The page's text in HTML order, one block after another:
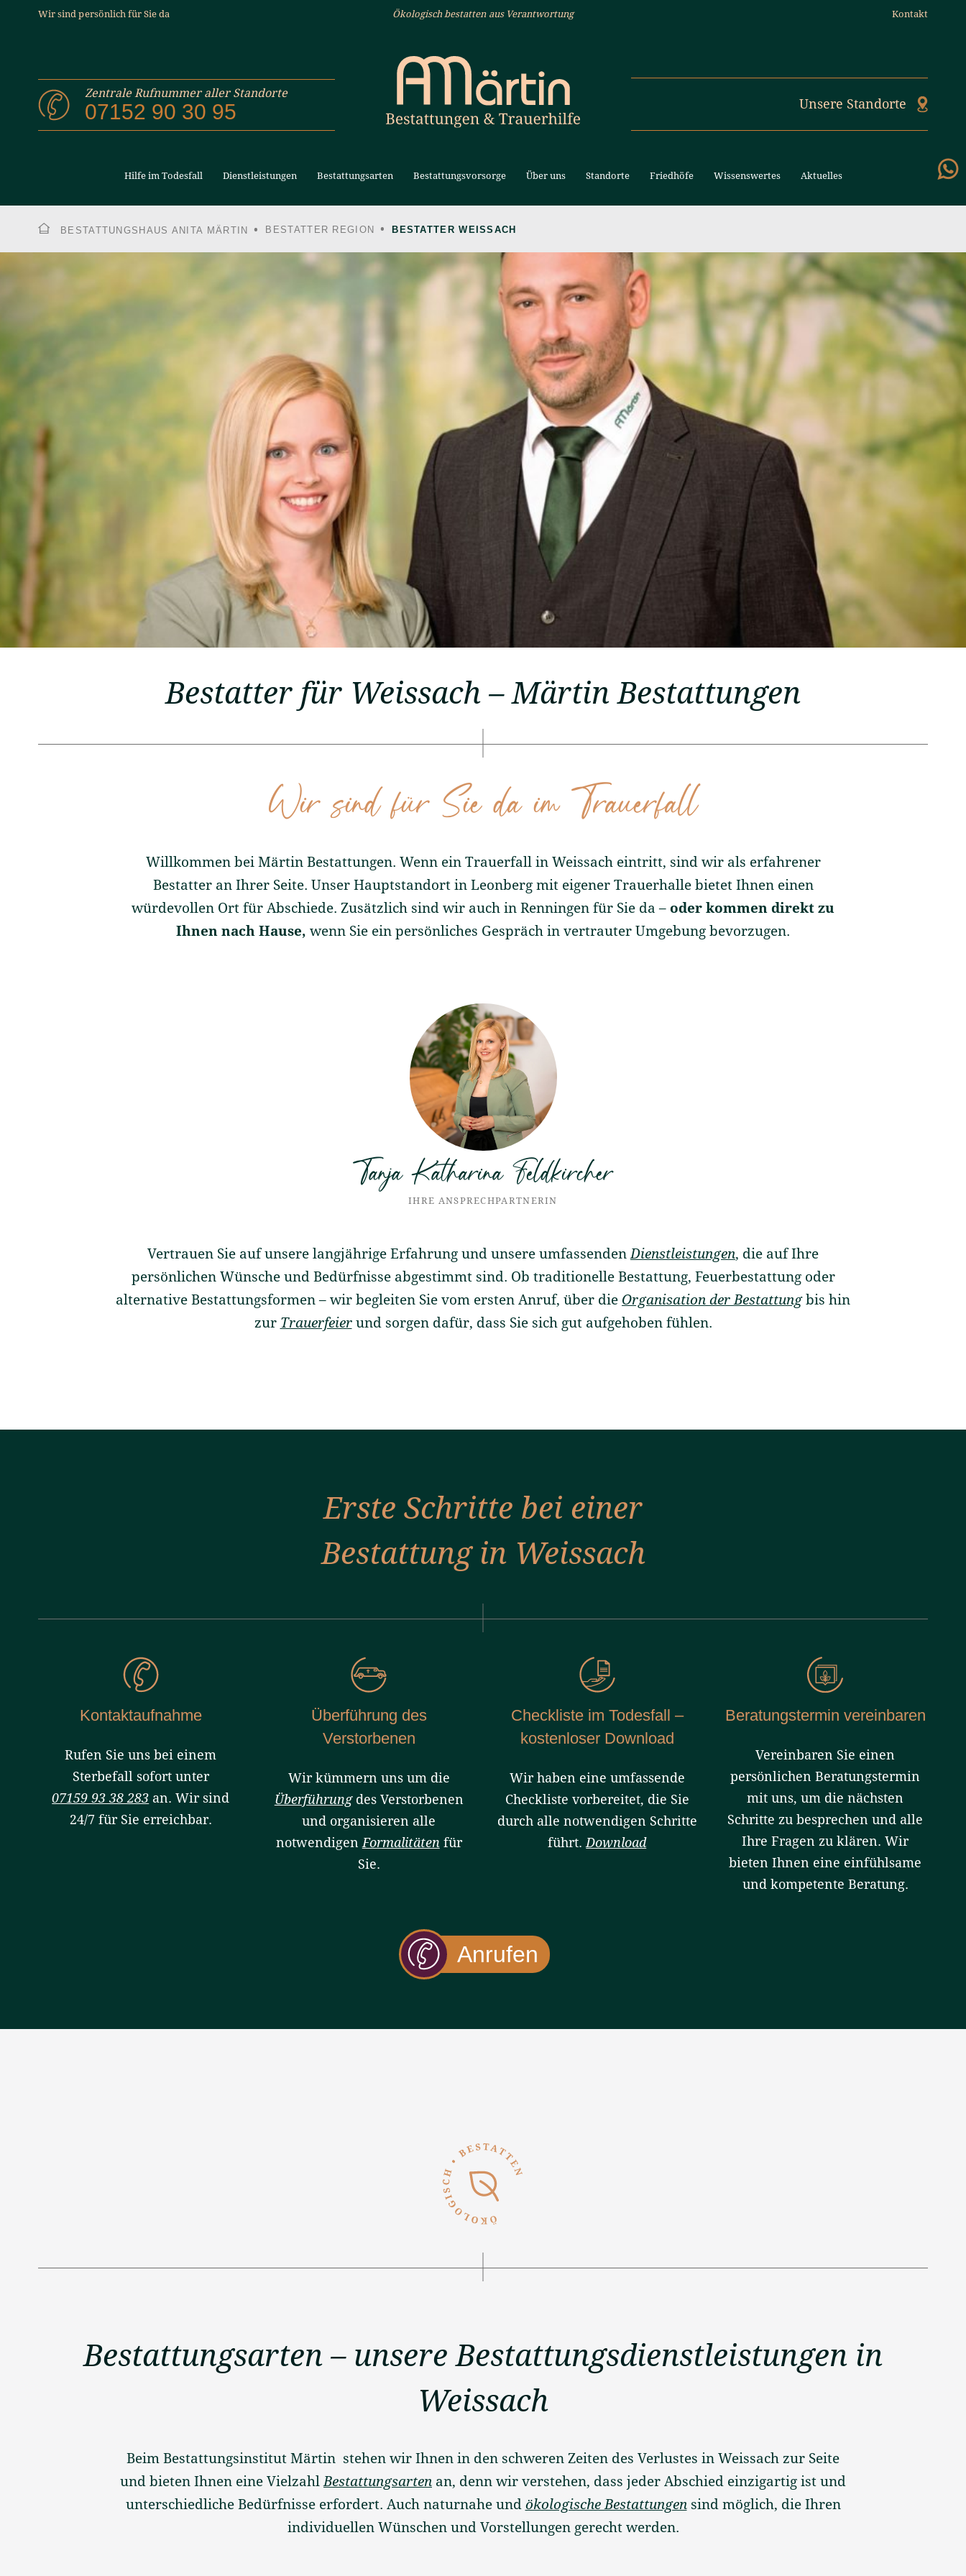
Wir sind persönlich für Sie da Ökologisch bestatten aus Verantwortung Kontakt
Zentrale Rufnummer aller Standorte
07152 90 30 95 Unsere Standorte
Hilfe im Todesfall Dienstleistungen Bestattungsarten Bestattungsvorsorge Über uns Standorte Friedhöfe Wissenswertes Aktuelles
BESTATTUNGSHAUS ANITA MÄRTIN BESTATTER REGION BESTATTER WEISSACH
Bestatter für Weissach – Märtin Bestattungen
Wir sind für Sie da im Trauerfall
Willkommen bei Märtin Bestattungen. Wenn ein Trauerfall in Weissach eintritt, sind wir als erfahrener
Bestatter an Ihrer Seite. Unser Hauptstandort in Leonberg mit eigener Trauerhalle bietet Ihnen einen
würdevollen Ort für Abschiede. Zusätzlich sind wir auch in Renningen für Sie da – oder kommen direkt zu
Ihnen nach Hause, wenn Sie ein persönliches Gespräch in vertrauter Umgebung bevorzugen.
Tanja Katharina Feldkircher
IHRE ANSPRECHPARTNERIN
Vertrauen Sie auf unsere langjährige Erfahrung und unsere umfassenden Dienstleistungen, die auf Ihre
persönlichen Wünsche und Bedürfnisse abgestimmt sind. Ob traditionelle Bestattung, Feuerbestattung oder
alternative Bestattungsformen – wir begleiten Sie vom ersten Anruf, über die Organisation der Bestattungbis hin
zur Trauerfeierund sorgen dafür, dass Sie sich gut aufgehoben fühlen.
Erste Schritte bei einer
Bestattung in Weissach
Kontaktaufnahme
Rufen Sie uns bei einem
Sterbefall sofort unter
07159 93 38 283 an. Wir sind
24/7 für Sie erreichbar.
Überführung des
Verstorbenen
Wir kümmern uns um die
Überführungdes Verstorbenen
und organisieren alle
notwendigen Formalitätenfür
Sie.
Checkliste im Todesfall –
kostenloser Download
Wir haben eine umfassende
Checkliste vorbereitet, die Sie
durch alle notwendigen Schritte
führt. Download
Beratungstermin vereinbaren
Vereinbaren Sie einen
persönlichen Beratungstermin
mit uns, um die nächsten
Schritte zu besprechen und alle
Ihre Fragen zu klären. Wir
bieten Ihnen eine einfühlsame
und kompetente Beratung.
Anrufen
Bestattungsarten – unsere Bestattungsdienstleistungen in
Weissach
Beim Bestattungsinstitut Märtin stehen wir Ihnen in den schweren Zeiten des Verlustes in Weissach zur Seite
und bieten Ihnen eine Vielzahl Bestattungsarten an, denn wir verstehen, dass jeder Abschied einzigartig ist und
unterschiedliche Bedürfnisse erfordert. Auch naturnahe und ökologische Bestattungensind möglich, die Ihren
individuellen Wünschen und Vorstellungen gerecht werden.